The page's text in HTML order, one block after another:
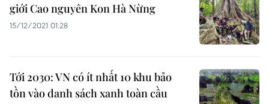
giới Cao nguyên Kon Hà Nừng
15/12/2021 01:28
Tới 2030: VN có ít nhất 10 khu bảo
tồn vào danh sách xanh toàn cầu